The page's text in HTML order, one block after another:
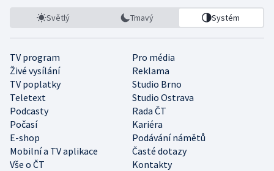
Světlý Tmavý Systém
TV program
Pro média
Živé vysílání
Reklama
TV poplatky
Studio Brno
Teletext
Studio Ostrava
Podcasty
Rada ČT
Počasí
Kariéra
E-shop
Podávání námětů
Mobilní a TV aplikace
Časté dotazy
Vše o ČT
Kontakty